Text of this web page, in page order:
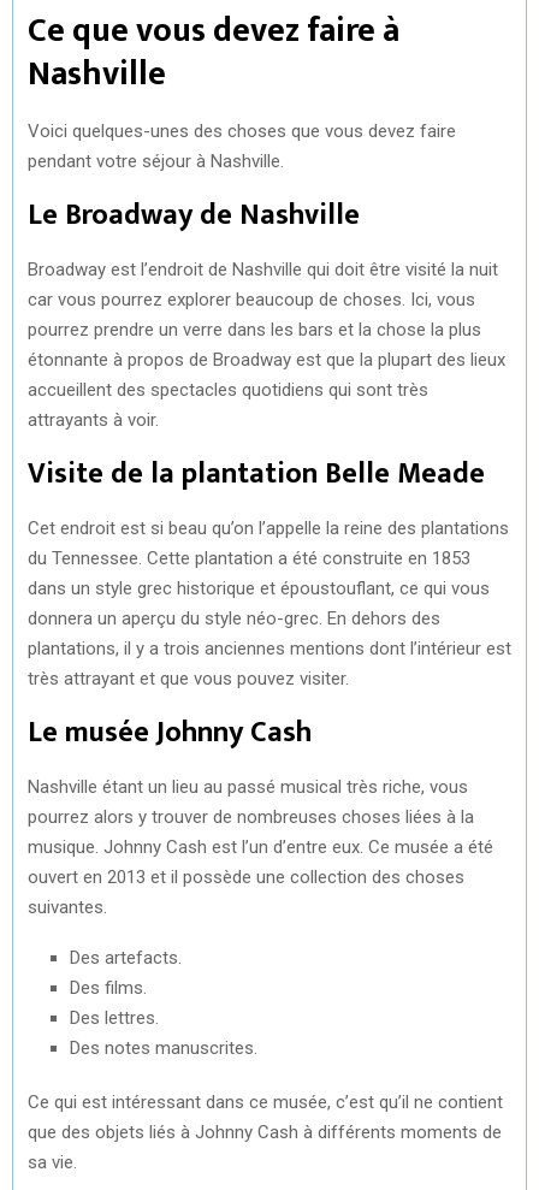
Ce que vous devez faire à
Nashville
Voici quelques-unes des choses que vous devez faire
pendant votre séjour à Nashville.
Le Broadway de Nashville
Broadway est l’endroit de Nashville qui doit être visité la nuit
car vous pourrez explorer beaucoup de choses. Ici, vous
pourrez prendre un verre dans les bars et la chose la plus
étonnante à propos de Broadway est que la plupart des lieux
accueillent des spectacles quotidiens qui sont très
attrayants à voir.
Visite de la plantation Belle Meade
Cet endroit est si beau qu’on l’appelle la reine des plantations
du Tennessee. Cette plantation a été construite en 1853
dans un style grec historique et époustouflant, ce qui vous
donnera un aperçu du style néo-grec. En dehors des
plantations, il y a trois anciennes mentions dont l’intérieur est
très attrayant et que vous pouvez visiter.
Le musée Johnny Cash
Nashville étant un lieu au passé musical très riche, vous
pourrez alors y trouver de nombreuses choses liées à la
musique. Johnny Cash est l’un d’entre eux. Ce musée a été
ouvert en 2013 et il possède une collection des choses
suivantes.
Des artefacts.
Des films.
Des lettres.
Des notes manuscrites.
Ce qui est intéressant dans ce musée, c’est qu’il ne contient
que des objets liés à Johnny Cash à différents moments de
sa vie.